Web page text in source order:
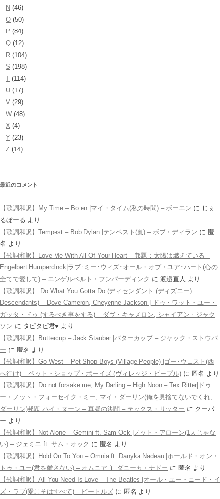
N (46)
O (50)
P (84)
Q (12)
R (104)
S (198)
T (114)
U (17)
V (29)
W (48)
X (4)
Y (23)
Z (14)
最近のコメント
【歌詞和訳】My Time – Bo en |マイ・タイム(私の時間) – ボーエン に じぇ
るぼーる より
【歌詞和訳】Tempest – Bob Dylan |テンペスト(嵐) – ボブ・ディラン に 匿
名 より
【歌詞和訳】Love Me With All Of Your Heart – 邦題：太陽は燃えている –
Engelbert Humperdinck|ラブ･ミー･ウィズ･オール・オブ・ユア･ハート(心の
全てで愛して) – エンゲルベルト・フンパーディンク に 渡邉直人 より
【歌詞和訳】 Do What You Gotta Do (ディセンダント (ディズニー)
Descendants) – Dove Cameron, Cheyenne Jackson | ドゥ・ワット・ユー・
ガッタ・ドゥ (するべき事をする) – ダヴ・キャメロン, シャイアン・ジャク
ソン に タピタピ君♥️ より
【歌詞和訳】Buttercup – Jack Stauber |バターカップ – ジャック・ストウバ
ー に 匿名 より
【歌詞和訳】Go West – Pet Shop Boys (Village People) |ゴー･ウェスト(西
へ行け) – ペット・ショップ・ボーイズ (ヴィレッジ・ピープル) に 匿名 より
【歌詞和訳】Do not forsake me, My Darling – High Noon – Tex Ritter|ドゥ
ー・ノット・フォーセイク・ミー, マイ・ダーリン(俺を見捨てないでくれ、
ダーリン)邦題:ハイ・ヌーン – 真昼の決闘 – テックス・リッター に クーパ
ー より
【歌詞和訳】Not Alone – Gemini ft. Sam Ock |ノット・アローン(1人じゃな
い) – ジェミニ ft. サム・オック に 匿名 より
【歌詞和訳】Hold On To You – Omnia ft. Danyka Nadeau |ホールド・オン・
トゥ・ユー(君を離さない) – オムニア ft. ダニーカ・ナドー に 匿名 より
【歌詞和訳】All You Need Is Love – The Beatles |オール・ユー・ニード・イ
ズ・ラブ(愛こそはすべて) – ビートルズ に 匿名 より